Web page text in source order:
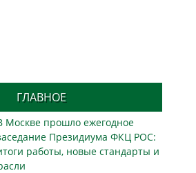
ГЛАВНОЕ
Москве прошло ежегодное
Президиума ФКЦ РОС:
работы, новые стандарты и